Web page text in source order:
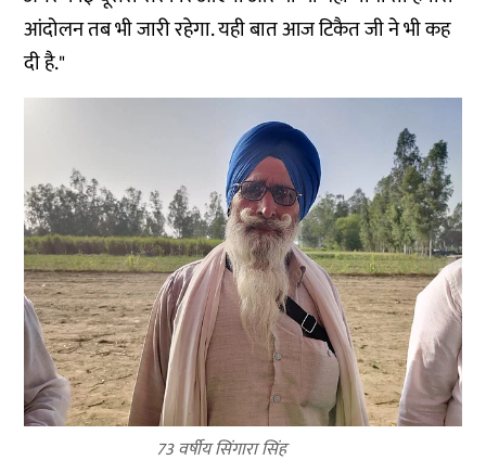
आंदोलन तब भी जारी रहेगा. यही बात आज टिकैत जी ने भी कह
दी है."
73 वर्षीय सिंगारा सिंह